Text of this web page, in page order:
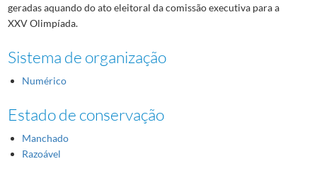
geradas aquando do ato eleitoral da comissão executiva para a
XXV Olimpíada.
Sistema de organização
Numérico
Estado de conservação
Manchado
Razoável